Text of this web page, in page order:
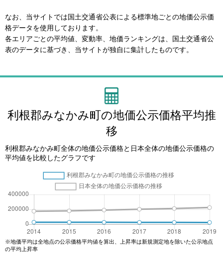
なお、当サイトでは国土交通省公表による標準地ごとの地価公示価
格データを使用しております。
各エリアごとの平均値、変動率、地価ランキングは、国土交通省公
表のデータに基づき、当サイトが独自に集計したものです。
利根郡みなかみ町の地価公示価格平均推
移
利根郡みなかみ町全体の地価公示価格と日本全体の地価公示価格の
平均値を比較したグラフです
※地価平均は全地点の公示価格平均値を算出、上昇率は新規測定地を除いた公示地点
の平均上昇率